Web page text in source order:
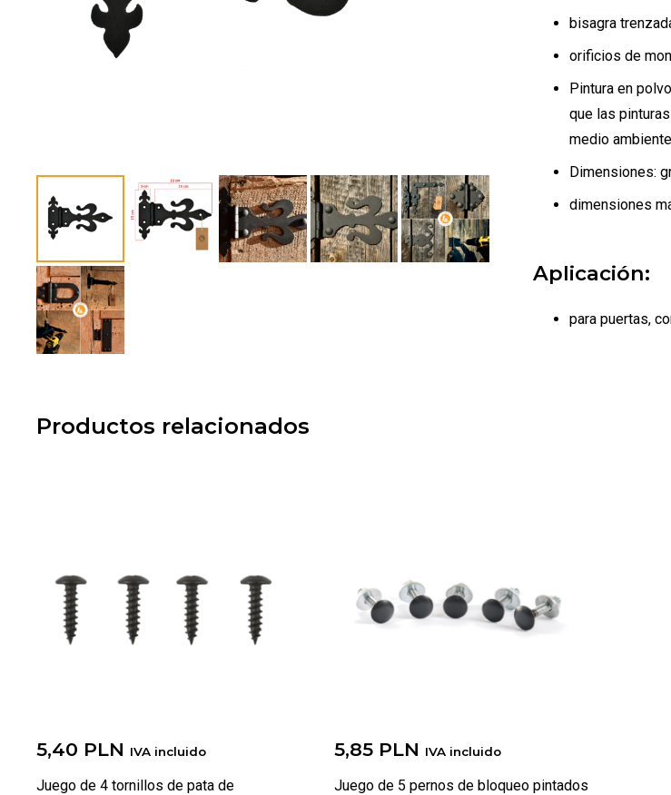
bisagra
orificios de
Pintura en
que las
medio
Dimensiones:
dimensiones
Aplicación:
para puertas,
Productos relacionados
5,40 PLN IVA incluido
Juego de 4 tornillos de pata de
5,85 PLN IVA incluido
Juego de 5 pernos de bloqueo pintados